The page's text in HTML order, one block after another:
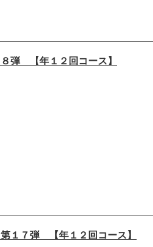
弾 【年１２回コース】
１７弾 【年１２回コース】